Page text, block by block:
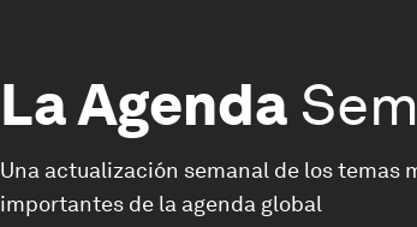
La Agenda
Una actualización semanal de los temas
importantes de la agenda global